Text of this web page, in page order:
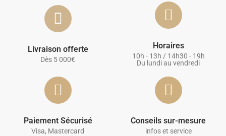
Livraison offerte
Dès 5 000€
Horaires
10h - 13h / 14h30 - 19h
Du lundi au vendredi
Paiement Sécurisé
Visa, Mastercard
Conseils sur-mesure
infos et service